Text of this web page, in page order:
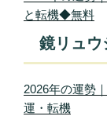
と転機◆無料
鏡リュウ
2026年の運勢
運・転機